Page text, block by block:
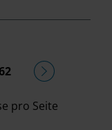
pro Seite